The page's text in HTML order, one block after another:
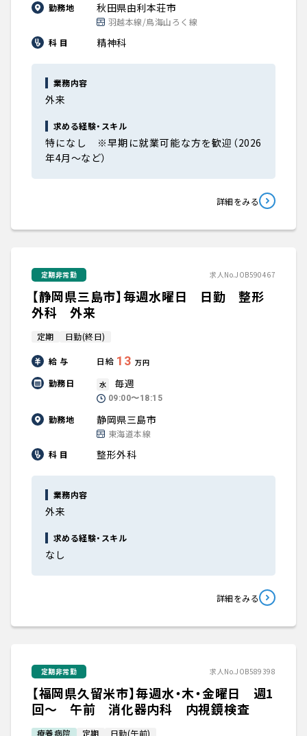
勤務地 秋田県由利本荘市
羽越本線/鳥海山ろく線
科 目
精神科
業務内容
外来
求める経験・スキル
特になし ※早期に就業可能な方を歓迎（2026
年4月～など）
詳細をみる
定期非常勤 求人No.JOB590467
【静岡県三島市】毎週水曜日 日勤 整形
外科 外来
定期 日勤(終日)
給 与 日給 13 万円
勤務日 水 毎週
09:00〜18:15
勤務地 静岡県三島市
東海道本線
科 目
整形外科
業務内容
外来
求める経験・スキル
なし
詳細をみる
定期非常勤 求人No.JOB589398
【福岡県久留米市】毎週水・木・金曜日 週1
回～ 午前 消化器内科 内視鏡検査
療養病院 定期 日勤(午前)